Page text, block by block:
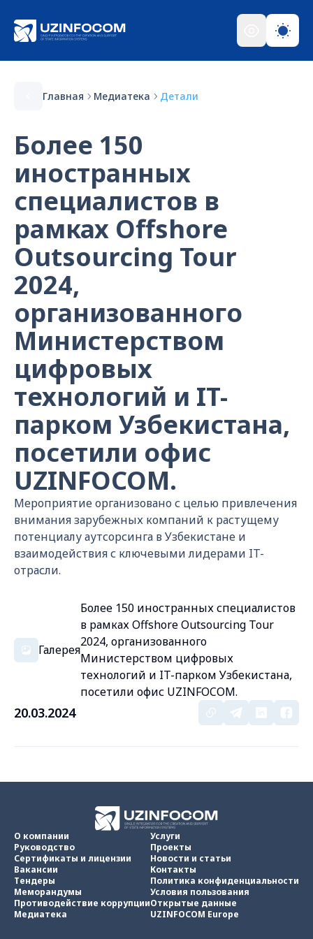
Главная Медиатека Детали
Более 150
иностранных
специалистов в
рамках Offshore
Outsourcing Tour
2024,
организованного
Министерством
цифровых
технологий и IT-
парком Узбекистана,
посетили офис
UZINFOCOM.
Мероприятие организовано с целью привлечения
внимания зарубежных компаний к растущему
потенциалу аутсорсинга в Узбекистане и
взаимодействия с ключевыми лидерами IT-
отрасли.
Галерея
Более 150 иностранных специалистов
в рамках Offshore Outsourcing Tour
2024, организованного
Министерством цифровых
технологий и IT-парком Узбекистана,
посетили офис UZINFOCOM.
20.03.2024
О компании
Руководство
Сертификаты и лицензии
Вакансии
Тендеры
Меморандумы
Противодействие коррупции
Медиатека
Услуги
Проекты
Новости и статьи
Контакты
Политика конфиденциальности
Условия пользования
Открытые данные
UZINFOCOM Europe